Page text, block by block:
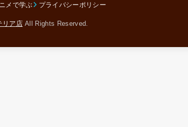
メで学ぶ プライバシーポリシー
リア店All Rights Reserved.